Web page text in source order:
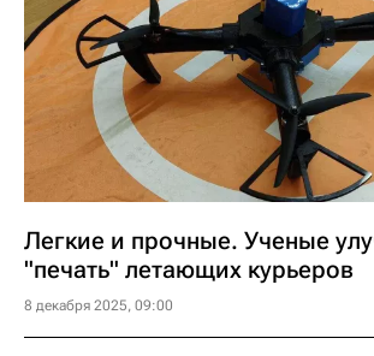
Легкие и прочные. Ученые
"печать" летающих курьеров
8 декабря 2025, 09:00